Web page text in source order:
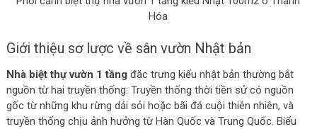
Hóa
Giới thiệu sơ lược về sân vườn Nhật bản
Nhà biệt thự vườn 1 tầng đặc trưng kiểu nhật bản thường bắt
nguồn từ hai truyền thống: Truyền thống thời tiền sử có nguồn
gốc từ những khu rừng dải sỏi hoặc bãi đá cuội thiên nhiên, và
truyền thống chịu ảnh hưởng từ Hàn Quốc và Trung Quốc. Biểu